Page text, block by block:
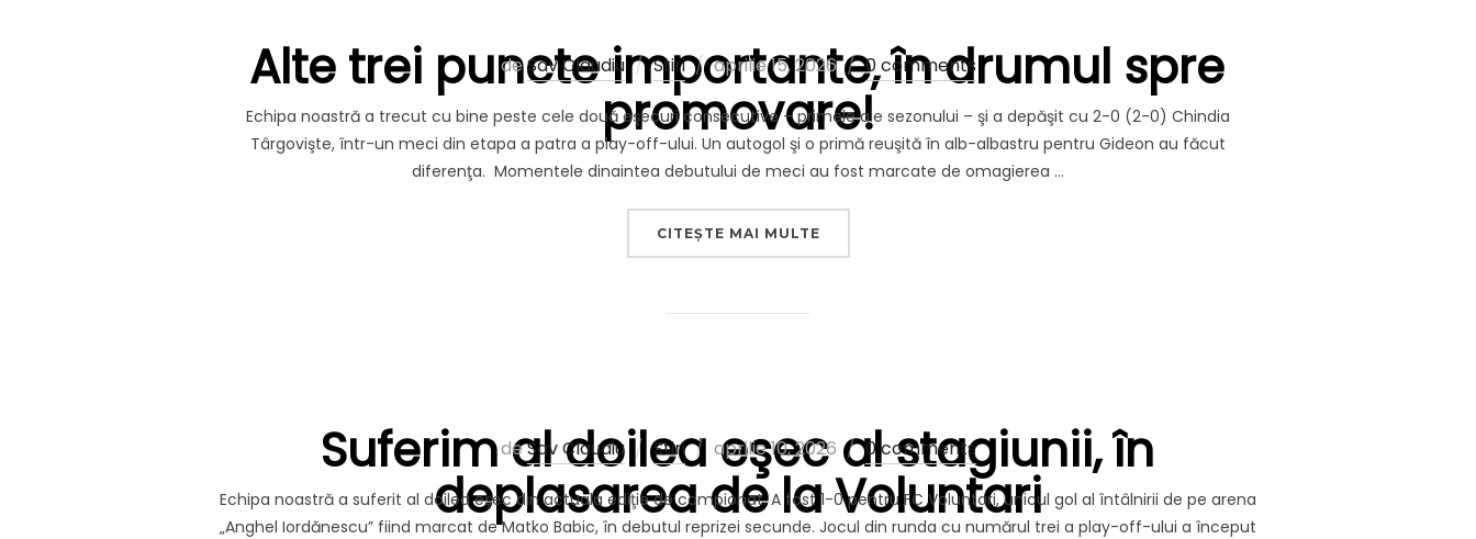
Alte trei puncte importante, în drumul spre
promovare!
deSav Claudiu Stiri
Publicat
pe
aprilie 15, 2026 0 comments
Echipa noastră a trecut cu bine peste cele două eşecuri consecutive – primele ale sezonului – şi a depăşit cu 2-0 (2-0) Chindia
Târgovişte, într-un meci din etapa a patra a play-off-ului. Un autogol şi o primă reuşită în alb-albastru pentru Gideon au făcut
diferenţa. Momentele dinaintea debutului de meci au fost marcate de omagierea …
CITEȘTE MAI MULTE„ALTE TREI PUNCTE IMPORTANTE, ÎN DRUMUL SPRE PROMOVARE!”
Suferim al doilea eşec al stagiunii, în
deplasarea de la Voluntari
deSav Claudiu Stiri
Publicat
pe
aprilie 10, 2026 0 comments
Echipa noastră a suferit al doilea eşec din actuala ediţie de campionat. A fost 1-0 pentru FC Voluntari, unicul gol al întâlnirii de pe arena
„Anghel Iordănescu” fiind marcat de Matko Babic, în debutul reprizei secunde. Jocul din runda cu numărul trei a play-off-ului a început